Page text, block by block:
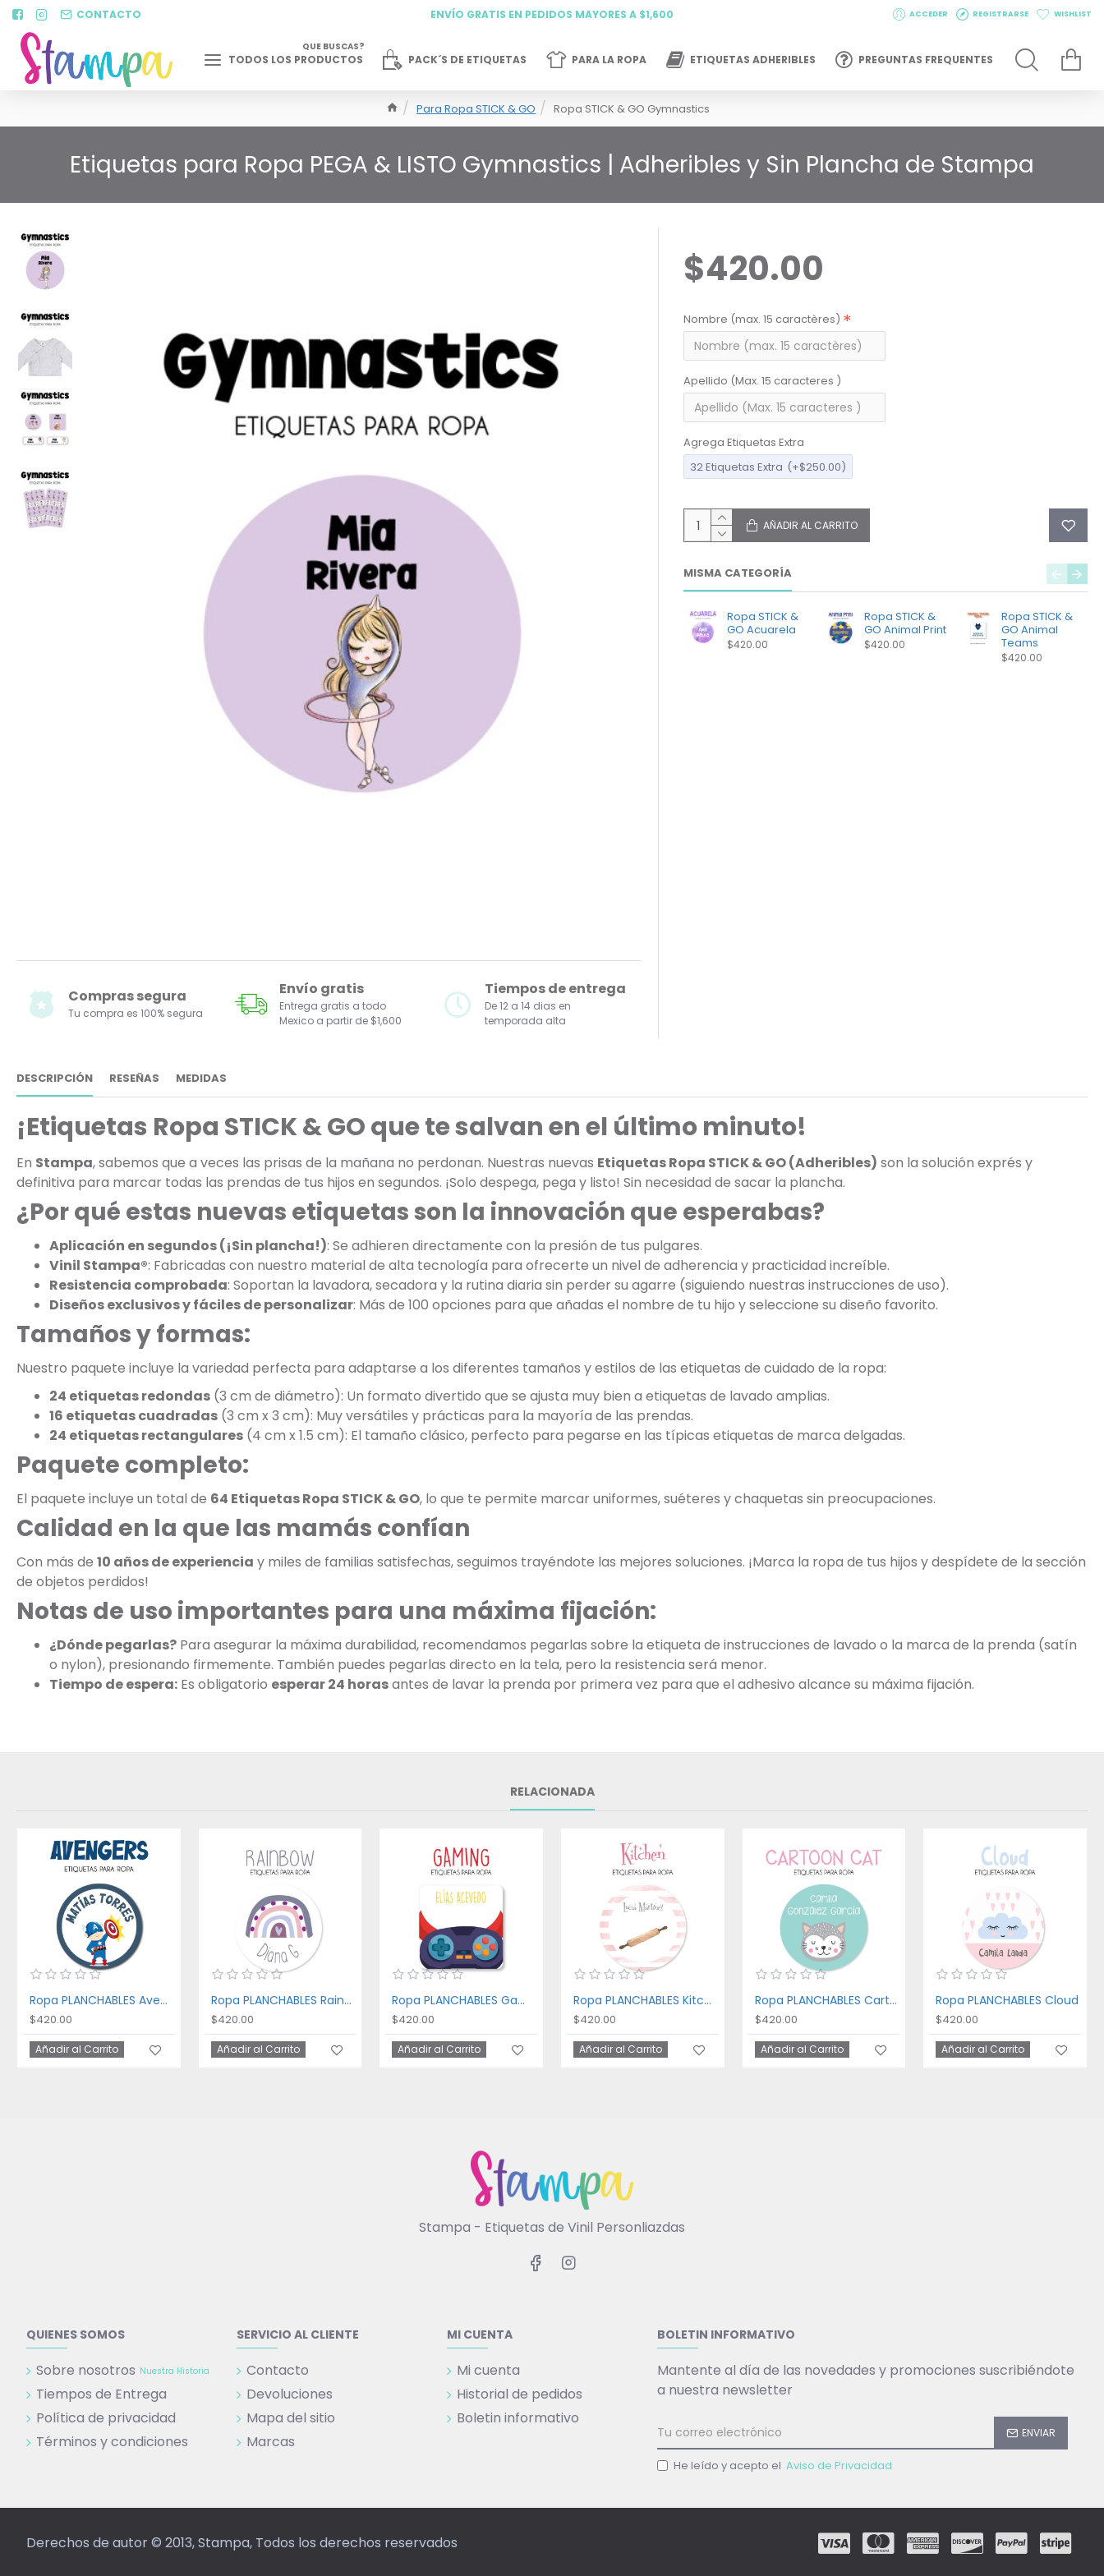
CONTACTO ENVÍO GRATIS EN PEDIDOS MAYORES A $1,600 ACCEDER REGISTRARSE WISHLIST
TODOS LOS PRODUCTOS
QUE BUSCAS?
PACK´S DE ETIQUETAS PARA LA ROPA ETIQUETAS ADHERIBLES PREGUNTAS FREQUENTES
Para Ropa STICK & GO Ropa STICK & GO Gymnastics
Etiquetas para Ropa PEGA & LISTO Gymnastics | Adheribles y Sin Plancha de Stampa
Compras segura
Tu compra es 100% segura
Envío gratis
Entrega gratis a todo
Mexico a partir de $1,600
Tiempos de entrega
De 12 a 14 dias en
temporada alta
$420.00
Nombre (max. 15 caractères)
Apellido (Max. 15 caracteres )
Agrega Etiquetas Extra
32 Etiquetas Extra (+$250.00)
AÑADIR AL CARRITO
MISMA CATEGORÍA
Ropa STICK &
GO Acuarela
$420.00
Ropa STICK &
GO Animal Print
$420.00
Ropa STICK &
GO Animal
Teams
$420.00
DESCRIPCIÓN RESEÑAS MEDIDAS
¡Etiquetas Ropa STICK & GO que te salvan en el último minuto!
En Stampa, sabemos que a veces las prisas de la mañana no perdonan. Nuestras nuevas Etiquetas Ropa STICK & GO (Adheribles) son la solución exprés y
definitiva para marcar todas las prendas de tus hijos en segundos. ¡Solo despega, pega y listo! Sin necesidad de sacar la plancha.
¿Por qué estas nuevas etiquetas son la innovación que esperabas?
Aplicación en segundos (¡Sin plancha!): Se adhieren directamente con la presión de tus pulgares.
Vinil Stampa®: Fabricadas con nuestro material de alta tecnología para ofrecerte un nivel de adherencia y practicidad increíble.
Resistencia comprobada: Soportan la lavadora, secadora y la rutina diaria sin perder su agarre (siguiendo nuestras instrucciones de uso).
Diseños exclusivos y fáciles de personalizar: Más de 100 opciones para que añadas el nombre de tu hijo y seleccione su diseño favorito.
Tamaños y formas:
Nuestro paquete incluye la variedad perfecta para adaptarse a los diferentes tamaños y estilos de las etiquetas de cuidado de la ropa:
24 etiquetas redondas (3 cm de diámetro): Un formato divertido que se ajusta muy bien a etiquetas de lavado amplias.
16 etiquetas cuadradas (3 cm x 3 cm): Muy versátiles y prácticas para la mayoría de las prendas.
24 etiquetas rectangulares (4 cm x 1.5 cm): El tamaño clásico, perfecto para pegarse en las típicas etiquetas de marca delgadas.
Paquete completo:
El paquete incluye un total de 64 Etiquetas Ropa STICK & GO, lo que te permite marcar uniformes, suéteres y chaquetas sin preocupaciones.
Calidad en la que las mamás confían
Con más de 10 años de experiencia y miles de familias satisfechas, seguimos trayéndote las mejores soluciones. ¡Marca la ropa de tus hijos y despídete de la sección
de objetos perdidos!
Notas de uso importantes para una máxima fijación:
¿Dónde pegarlas? Para asegurar la máxima durabilidad, recomendamos pegarlas sobre la etiqueta de instrucciones de lavado o la marca de la prenda (satín
o nylon), presionando firmemente. También puedes pegarlas directo en la tela, pero la resistencia será menor.
Tiempo de espera: Es obligatorio esperar 24 horasantes de lavar la prenda por primera vez para que el adhesivo alcance su máxima fijación.
RELACIONADA
Ropa PLANCHABLES Avengers
$420.00
Añadir al Carrito
Ropa PLANCHABLES Rainbow
$420.00
Añadir al Carrito
Ropa PLANCHABLES Gaming
$420.00
Añadir al Carrito
Ropa PLANCHABLES Kitchen
$420.00
Añadir al Carrito
Ropa PLANCHABLES Cartoon Cat
$420.00
Añadir al Carrito
Ropa PLANCHABLES Cloud
$420.00
Añadir al Carrito
Stampa - Etiquetas de Vinil Personliazdas
QUIENES SOMOS
Sobre nosotros Nuestra Historia
Tiempos de Entrega
Política de privacidad
Términos y condiciones
SERVICIO AL CLIENTE
Contacto
Devoluciones
Mapa del sitio
Marcas
MI CUENTA
Mi cuenta
Historial de pedidos
Boletin informativo
BOLETIN INFORMATIVO
Mantente al día de las novedades y promociones suscribiéndote
a nuestra newsletter
ENVIAR
He leído y acepto el Aviso de Privacidad
Derechos de autor © 2013, Stampa, Todos los derechos reservados